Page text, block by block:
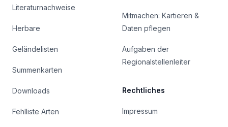
Literaturnachweise
Herbare
Geländelisten
Summenkarten
Downloads
Fehlliste Arten
Mitmachen: Kartieren &
Daten pflegen
Aufgaben der
Regionalstellenleiter
Rechtliches
Impressum